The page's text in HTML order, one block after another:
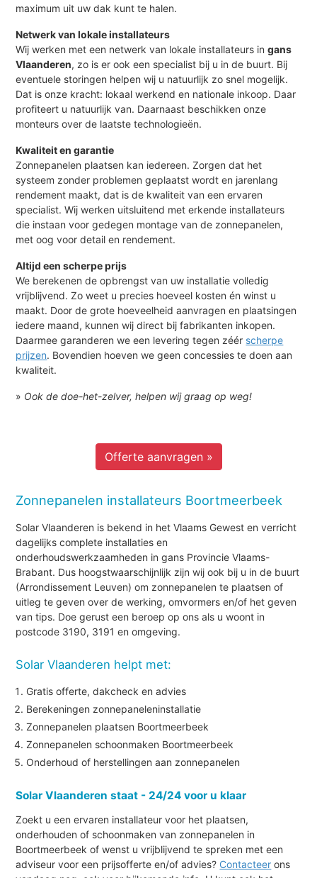
maximum uit uw dak kunt te halen.
Netwerk van lokale installateurs
Wij werken met een netwerk van lokale installateurs ingans
Vlaanderen, zo is er ook een specialist bij u in de buurt. Bij
eventuele storingen helpen wij u natuurlijk zo snel mogelijk.
Dat is onze kracht: lokaal werkend en nationale inkoop. Daar
profiteert u natuurlijk van. Daarnaast beschikken onze
monteurs over de laatste technologieën.
Kwaliteit en garantie
Zonnepanelen plaatsen kan iedereen. Zorgen dat het
systeem zonder problemen geplaatst wordt en jarenlang
rendement maakt, dat is de kwaliteit van een ervaren
specialist. Wij werken uitsluitend met erkende installateurs
die instaan voor gedegen montage van de zonnepanelen,
met oog voor detail en rendement.
Altijd een scherpe prijs
We berekenen de opbrengst van uw installatie volledig
vrijblijvend. Zo weet u precies hoeveel kosten én winst u
maakt. Door de grote hoeveelheid aanvragen en plaatsingen
iedere maand, kunnen wij direct bij fabrikanten inkopen.
Daarmee garanderen we een levering tegen zéér scherpe
prijzen. Bovendien hoeven we geen concessies te doen aan
kwaliteit.
» Ook de doe-het-zelver, helpen wij graag op weg!
Offerte aanvragen »
Zonnepanelen installateurs Boortmeerbeek
Solar Vlaanderen is bekend in het Vlaams Gewest en verricht
dagelijks complete installaties en
onderhoudswerkzaamheden in gans Provincie Vlaams-
Brabant. Dus hoogstwaarschijnlijk zijn wij ook bij u in de buurt
(Arrondissement Leuven) om zonnepanelen te plaatsen of
uitleg te geven over de werking, omvormers en/of het geven
van tips. Doe gerust een beroep op ons als u woont in
postcode 3190, 3191 en omgeving.
Solar Vlaanderen helpt met:
Gratis offerte, dakcheck en advies
Berekeningen zonnepaneleninstallatie
Zonnepanelen plaatsen Boortmeerbeek
Zonnepanelen schoonmaken Boortmeerbeek
Onderhoud of herstellingen aan zonnepanelen
Solar Vlaanderen staat - 24/24 voor u klaar
Zoekt u een ervaren installateur voor het plaatsen,
onderhouden of schoonmaken van zonnepanelen in
Boortmeerbeek of wenst u vrijblijvend te spreken met een
adviseur voor een prijsofferte en/of advies? Contacteer ons